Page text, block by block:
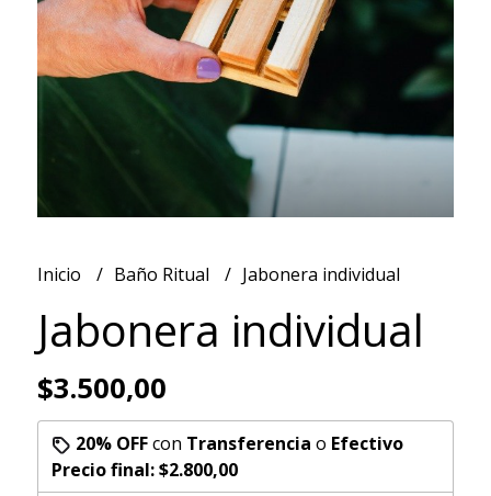
Inicio Baño Ritual Jabonera individual
Jabonera individual
$3.500,00
20% OFFcon Transferencia o Efectivo
Precio final:$2.800,00